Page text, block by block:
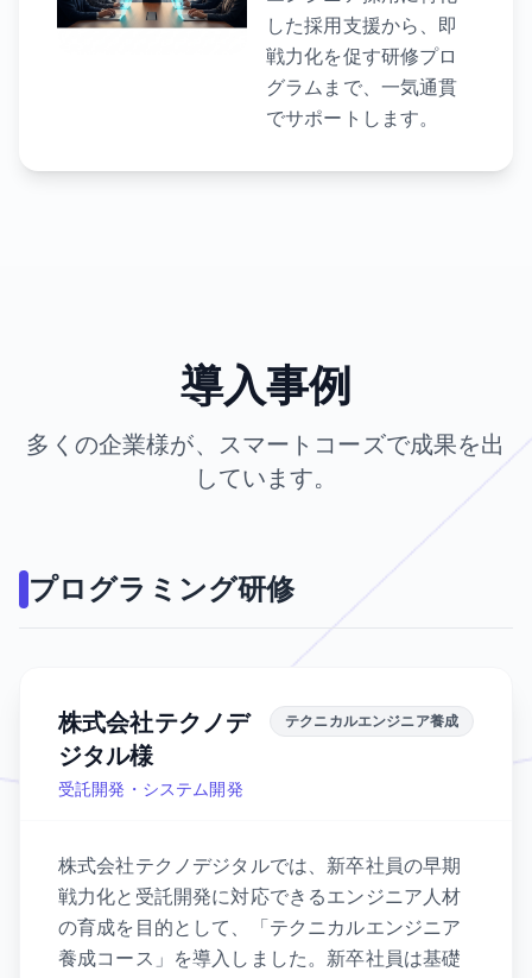
した採用支援から、即
戦力化を促す研修プロ
グラムまで、一気通貫
でサポートします。
導入事例
多くの企業様が、スマートコーズで成果を出
しています。
プログラミング研修
株式会社テクノデ
ジタル様
受託開発・システム開発
テクニカルエンジニア養成
株式会社テクノデジタルでは、新卒社員の早期
戦力化と受託開発に対応できるエンジニア人材
の育成を目的として、「テクニカルエンジニア
養成コース」を導入しました。新卒社員は基礎